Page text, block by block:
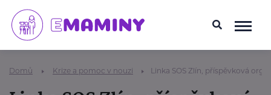
Domů Krize a pomoc v nouzi Linka SOS Zlín, příspěvková